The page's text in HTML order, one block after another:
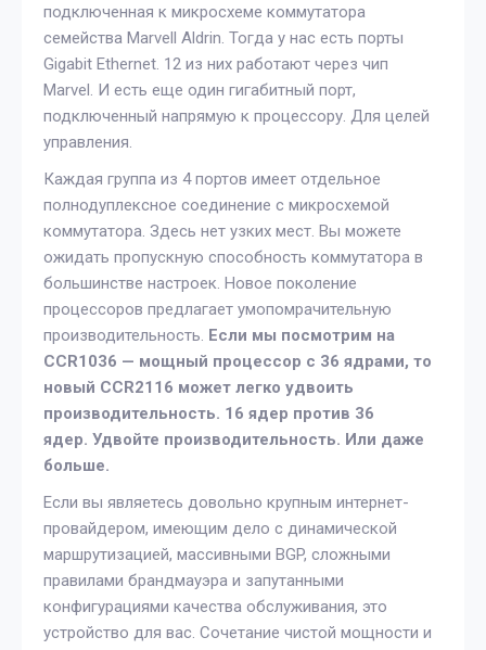
подключенная к микросхеме коммутатора
семейства Marvell Aldrin. Тогда у нас есть порты
Gigabit Ethernet. 12 из них работают через чип
Marvel. И есть еще один гигабитный порт,
подключенный напрямую к процессору. Для целей
управления.
Каждая группа из 4 портов имеет отдельное
полнодуплексное соединение с микросхемой
коммутатора. Здесь нет узких мест. Вы можете
ожидать пропускную способность коммутатора в
большинстве настроек. Новое поколение
процессоров предлагает умопомрачительную
производительность. Если мы посмотрим на
CCR1036 — мощный процессор с 36 ядрами, то
новый CCR2116 может легко удвоить
производительность. 16 ядер против 36
ядер. Удвойте производительность. Или даже
больше.
Если вы являетесь довольно крупным интернет-
провайдером, имеющим дело с динамической
маршрутизацией, массивными BGP, сложными
правилами брандмауэра и запутанными
конфигурациями качества обслуживания, это
устройство для вас. Сочетание чистой мощности и